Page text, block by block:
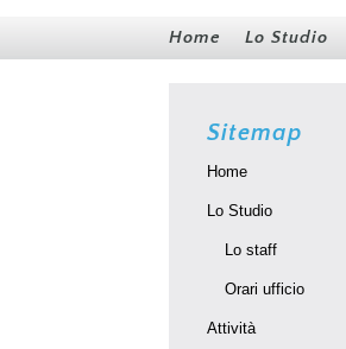
Home Lo Studio
Sitemap
Home
Lo Studio
Lo staff
Orari ufficio
Attività